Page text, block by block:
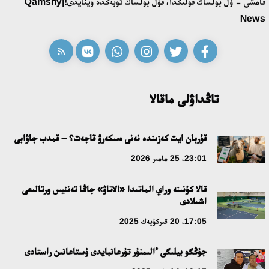
اقەركە امالياتتى قابىلدادى
18:59، 20 شىلدە 2026
مە؟
18:16، 20 شىلدە 2026
ۇلتتىق ءارحيۆتىڭ اشىلعانىنا 20 جىل: نەگىزگى جەتىستىكتەرى مەن
دامۋ باعىتى
News
تاڭداۋلى ماقالا
قۇربان ايت كەزىندە نەنى ەسكەرۋ قاجەت؟ – قمدب جاۋابى
23:01، 25 مامىر 2026
قالا كۇنىنە وراي الماتىدا «الاتاۋ» جاڭا تەننيس ورتالىعى
اشىلادى
17:05، 20 قىركۇيەك 2025
جۇڭگو بيلىگى ءالىمنۇر تۇرعانبايدى ۇستاعانىن راستادى